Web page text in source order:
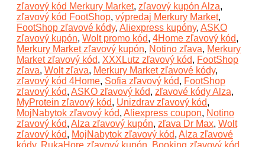
zľavový kód Merkury Market, zľavový kupón Alza,
zľavový kód FootShop, výpredaj Merkury Market,
FootShop zľavové kódy, Aliexpress kupóny, ASKO
zľavový kupón, Wolt promo kód, 4Home zľavový kód,
Merkury Market zľavový kupón, Notino zľava, Merkury
Market zľavový kód, XXXLutz zľavový kód, FootShop
zľava, Wolt zľava, Merkury Market zľavové kódy,
zľavový kód 4Home, Sofia zľavový kód, FootShop
zľavový kód, ASKO zľavový kód, zľavové kódy Alza,
MyProtein zľavový kód, Unizdrav zľavový kód,
MojNabytok zľavový kód, Aliexpress coupon, Notino
zľavový kód, Alza zľavový kupón, zľava Dr Max, Wolt
zľavový kód, MojNabytok zľavový kód, Alza zľavové
kódy, RukaHore zľavový kupón, Booking zľavový kód,